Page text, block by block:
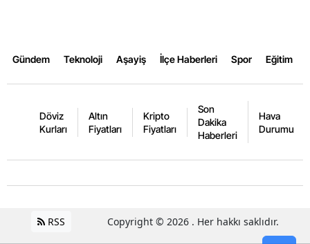
Gündem Teknoloji Aşayiş İlçe Haberleri Spor Eğitim
Döviz
Kurları
Altın
Fiyatları
Kripto
Fiyatları
Son
Dakika
Haberleri
Hava
Durumu
RSS Copyright © 2026 . Her hakkı saklıdır.